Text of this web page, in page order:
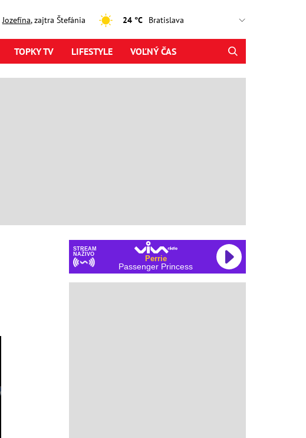
Jozefína, zajtra Štefánia 24 °C
TOPKY TV LIFESTYLE VOĽNÝ ČAS
STREAM
NAŽIVO
Perrie
Passenger Princess